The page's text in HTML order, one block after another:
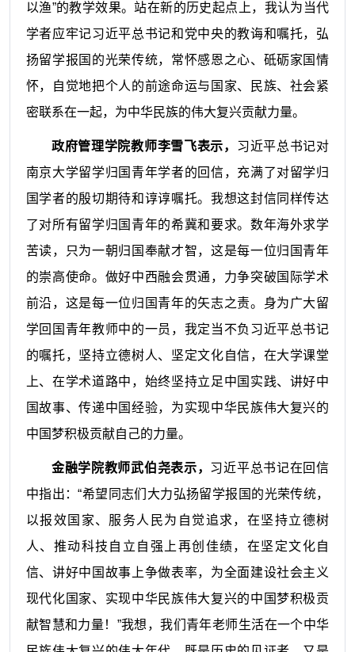
以渔”的教学效果。站在新的历史起点上，我认为当代
学者应牢记习近平总书记和党中央的教诲和嘱托，弘
扬留学报国的光荣传统，常怀感恩之心、砥砺家国情
怀，自觉地把个人的前途命运与国家、民族、社会紧
密联系在一起，为中华民族的伟大复兴贡献力量。
政府管理学院教师李雪飞表示， 习近平总书记对
南京大学留学归国青年学者的回信，充满了对留学归
国学者的殷切期待和谆谆嘱托。我想这封信同样传达
了对所有留学归国青年的希冀和要求。数年海外求学
苦读，只为一朝归国奉献才智，这是每一位归国青年
的崇高使命。做好中西融会贯通，力争突破国际学术
前沿，这是每一位归国青年的矢志之责。身为广大留
学回国青年教师中的一员，我定当不负习近平总书记
的嘱托，坚持立德树人、坚定文化自信，在大学课堂
上、在学术道路中，始终坚持立足中国实践、讲好中
国故事、传递中国经验，为实现中华民族伟大复兴的
中国梦积极贡献自己的力量。
金融学院教师武伯尧表示， 习近平总书记在回信
中指出：“希望同志们大力弘扬留学报国的光荣传统，
以报效国家、服务人民为自觉追求，在坚持立德树
人、推动科技自立自强上再创佳绩，在坚定文化自
信、讲好中国故事上争做表率，为全面建设社会主义
现代化国家、实现中华民族伟大复兴的中国梦积极贡
献智慧和力量！”我想，我们青年老师生活在一个中华